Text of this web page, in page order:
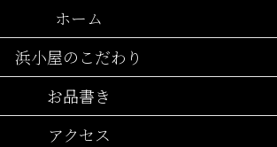
ホーム
浜小屋のこだわり
お品書き
アクセス